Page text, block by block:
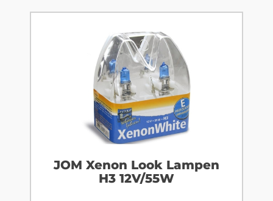
JOM Xenon Look Lampen
H3 12V/55W